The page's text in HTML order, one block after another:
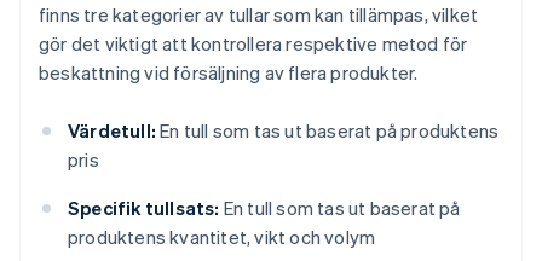
finns tre kategorier av tullar som kan tillämpas, vilket
gör det viktigt att kontrollera respektive metod för
beskattning vid försäljning av flera produkter.
Värdetull: En tull som tas ut baserat på produktens
pris
Specifik tullsats: En tull som tas ut baserat på
produktens kvantitet, vikt och volym